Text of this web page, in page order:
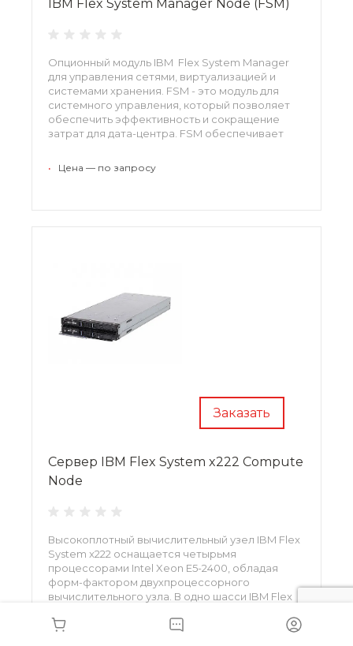
IBM Flex System Manager Node (FSM)
Опционный модуль IBM Flex System Manager
для управления сетями, виртуализацией и
системами хранения. FSM - это модуль для
системного управления, который позволяет
обеспечить эффективность и сокращение
затрат для дата-центра. FSM обеспечивает
хранения и сети, которая с легкостью
• Цена — по запросу
Заказать
Сервер IBM Flex System x222 Compute
Node
Высокоплотный вычислительный узел IBM Flex
System x222 оснащается четырьмя
процессорами Intel Xeon E5-2400, обладая
форм-фактором двухпроцессорного
вычислительного узла. В одно шасси IBM Flex
серверных узлов, получив превосходные